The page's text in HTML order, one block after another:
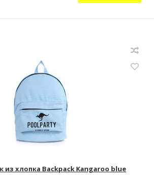
из хлопка Backpack Kangaroo blue